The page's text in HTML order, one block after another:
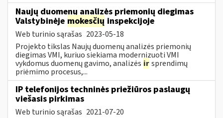
Naujų duomenų analizės priemonių diegimas
Valstybinėje mokesčių inspekcijoje
Web turinio sąrašas 2023-05-18
Projekto tikslas Naujų duomenų analizės priemonių
diegimas VMI, kuriuo siekiama modernizuoti VMI
vykdomus duomenų gavimo, analizės irsprendimų
priėmimo procesus,...
IP telefonijos techninės priežiūros paslaugų
viešasis pirkimas
Web turinio sąrašas 2021-07-20